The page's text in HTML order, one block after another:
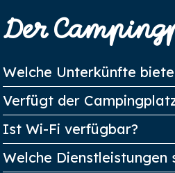
Der
Welche Unterkünfte
Verfügt der
Ist Wi-Fi verfügbar?
Welche